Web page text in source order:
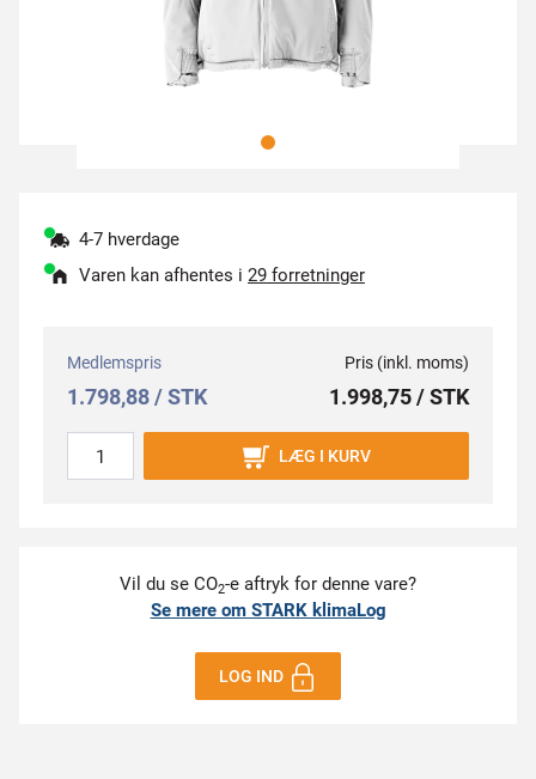
4-7 hverdage
Varen kan afhentes i 29 forretninger
Medlemspris
1.798,88 / STK
Pris (inkl. moms)
1.998,75 / STK
LÆG I KURV
Vil du se CO2-e aftryk for denne vare?
Se mere om STARK klimaLog
LOG IND